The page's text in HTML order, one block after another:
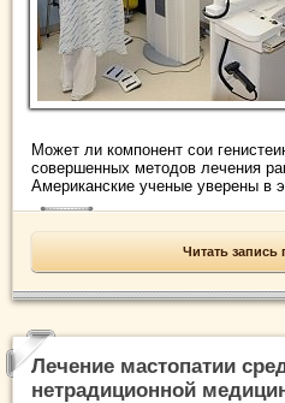
Может ли компонент сои
совершенных методов лечения
Американские ученые уверены в
Читать запись
Лечение мастопатии
нетрадиционной